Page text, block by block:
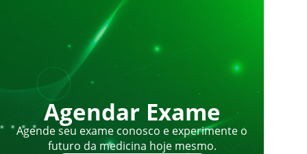
Agendar Exame
Agende seu exame conosco e experimente o
futuro da medicina hoje mesmo.